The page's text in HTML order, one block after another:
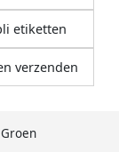
Groen
etiketten
verzenden